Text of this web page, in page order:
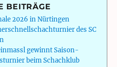
BEITRÄGE
2026 in Nürtingen
des SC
gewinnt Saison-
beim Schachklub